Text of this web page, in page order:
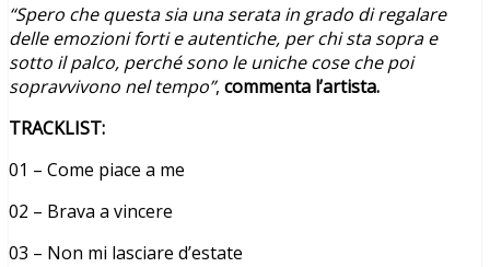
“Spero che questa sia una serata in grado di regalare
delle emozioni forti e autentiche, per chi sta sopra e
sotto il palco, perché sono le uniche cose che poi
sopravvivono nel tempo”, commenta l’artista.
TRACKLIST:
01 – Come piace a me
02 – Brava a vincere
03 – Non mi lasciare d’estate